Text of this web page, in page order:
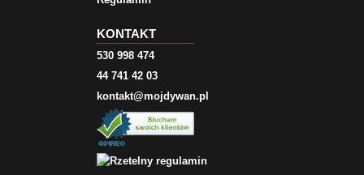
KONTAKT
530 998 474
44 741 42 03
kontakt@mojdywan.pl